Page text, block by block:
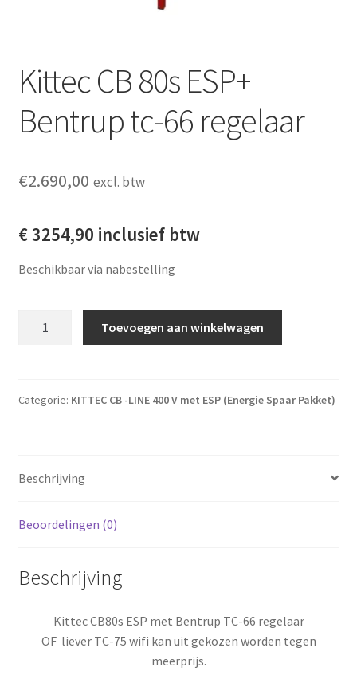
Kittec CB 80s ESP+
Bentrup tc-66 regelaar
€2.690,00 excl. btw
€ 3254,90 inclusief btw
Beschikbaar via nabestelling
Toevoegen aan winkelwagen
Categorie: KITTEC CB -LINE 400 V met ESP (Energie Spaar Pakket)
Beschrijving
Beoordelingen (0)
Beschrijving
Kittec CB80s ESP met Bentrup TC-66 regelaar
OF liever TC-75 wifi kan uit gekozen worden tegen
meerprijs.